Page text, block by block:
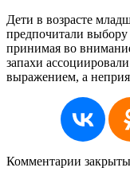
Дети в возрасте
предпочитали выбору
принимая во
запахи ассоциировали
выражением, а
Комментарии закрыты